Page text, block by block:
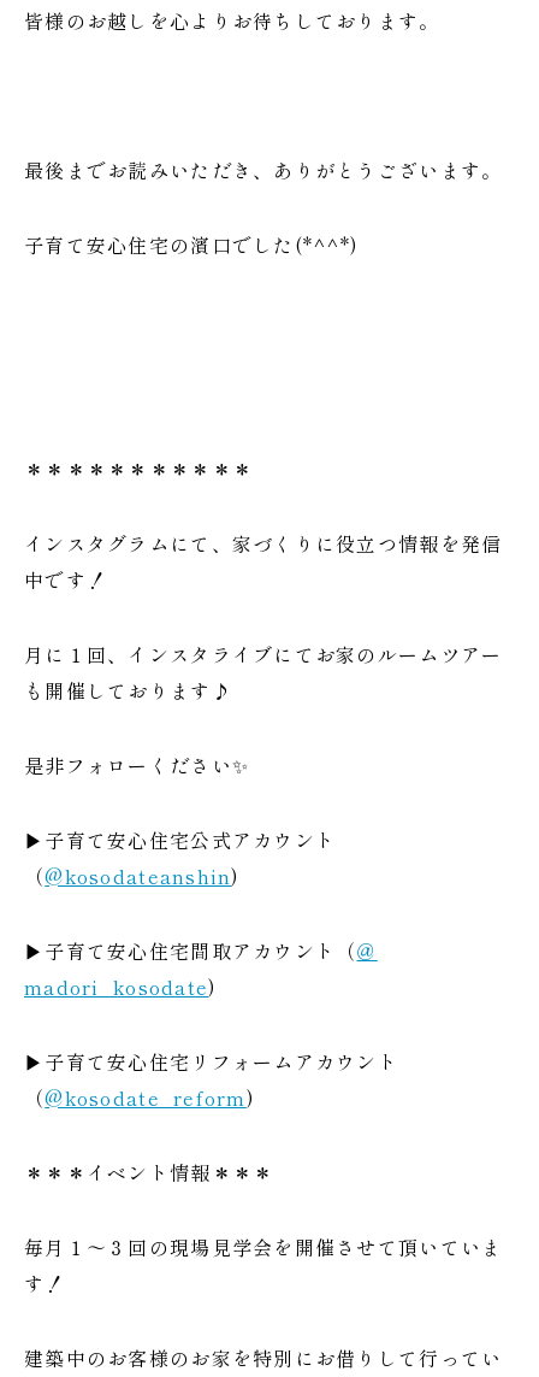
皆様のお越しを心よりお待ちしております。
最後までお読みいただき、ありがとうございます。
子育て安心住宅の濱口でした(*^^*)
＊＊＊＊＊＊＊＊＊＊＊
インスタグラムにて、家づくりに役立つ情報を発信
中です！
月に１回、インスタライブにてお家のルームツアー
も開催しております♪
是非フォローください✨
▶子育て安心住宅公式アカウント
（@kosodateanshin)
▶子育て安心住宅間取アカウント（＠
madori_kosodate)
▶子育て安心住宅リフォームアカウント
（@kosodate_reform)
＊＊＊イベント情報＊＊＊
毎月１～３回の現場見学会を開催させて頂いていま
す！
建築中のお客様のお家を特別にお借りして行ってい